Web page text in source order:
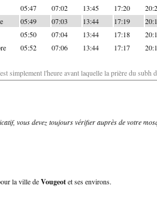
05:47 07:02 13:45 17:20
05:49 07:03 13:44 17:19
05:50 07:04 13:44 17:18
05:52 07:06 13:44 17:17
simplement l'heure avant laquelle la prière du subh
vous devez toujours vérifier auprès de votre
la ville deVougeotet ses environs.